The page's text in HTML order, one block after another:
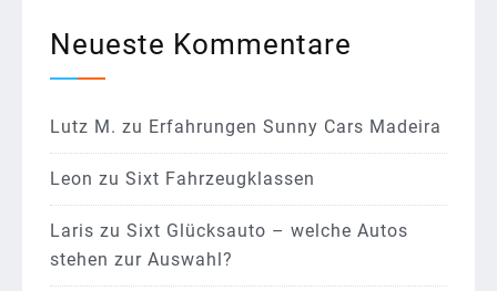
Neueste Kommentare
Lutz M. zu Erfahrungen Sunny Cars Madeira
Leon zu Sixt Fahrzeugklassen
Laris zu Sixt Glücksauto – welche Autos
stehen zur Auswahl?